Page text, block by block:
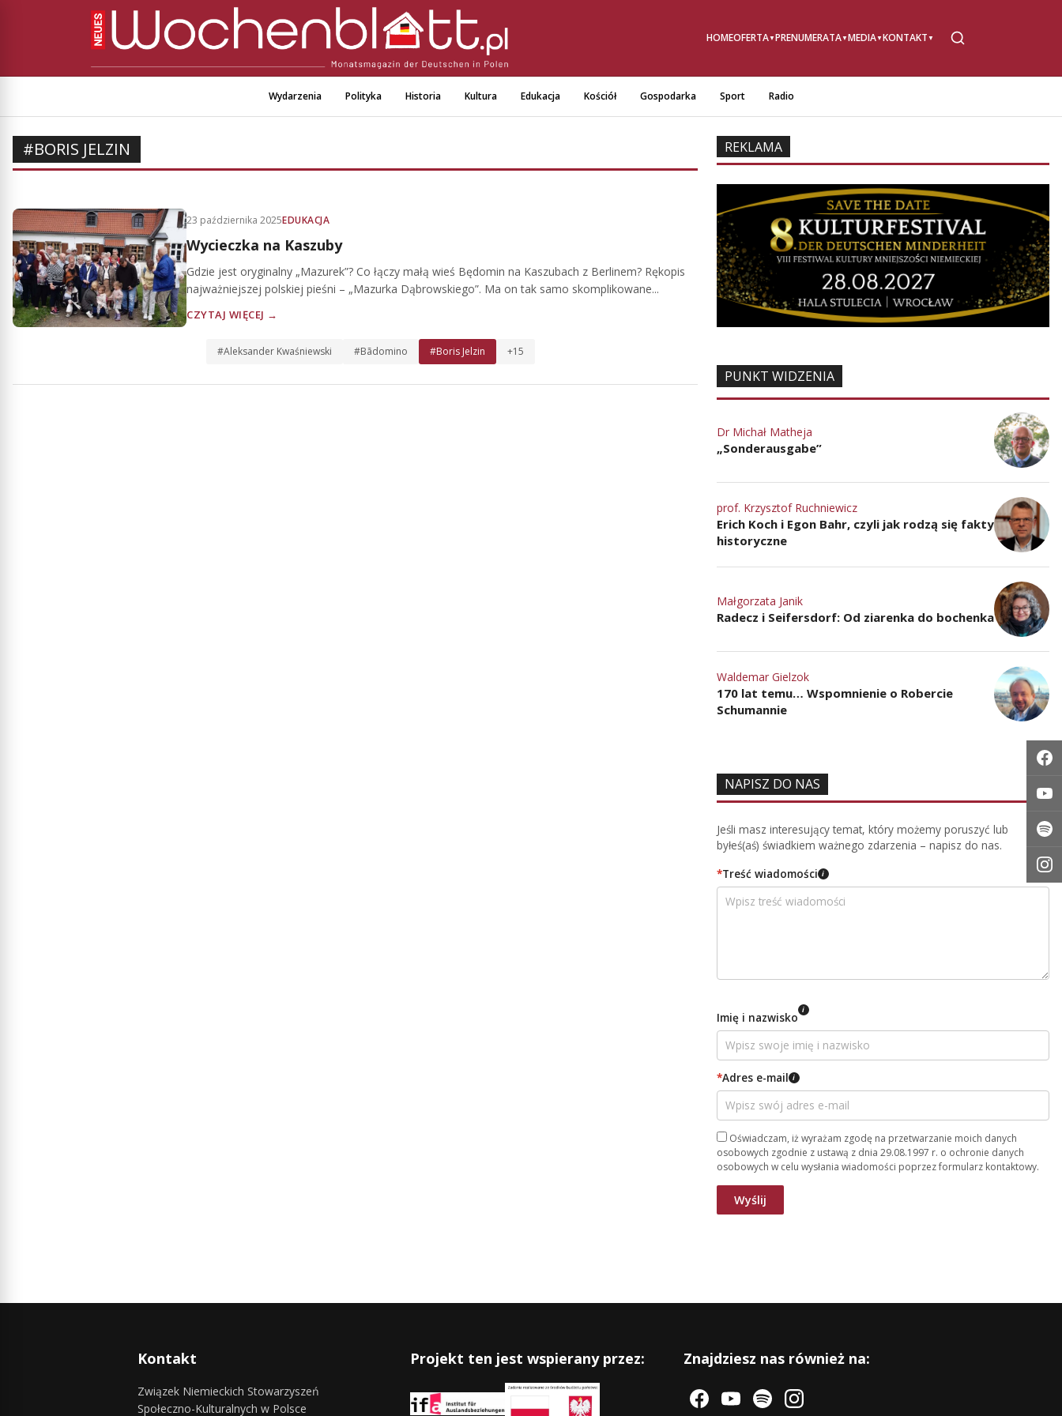
HOMEOFERTA PRENUMERATA MEDIA KONTAKT
Wydarzenia Polityka Historia Kultura Edukacja Kościół Gospodarka Sport Radio
#BORIS JELZIN
23 października 2025EDUKACJA
Wycieczka na Kaszuby
Gdzie jest oryginalny „Mazurek”? Co łączy małą wieś Będomin na Kaszubach z Berlinem? Rękopis
najważniejszej polskiej pieśni – „Mazurka Dąbrowskiego”. Ma on tak samo skomplikowane...
CZYTAJ WIĘCEJ →
#Aleksander Kwaśniewski #Bãdomino #Boris Jelzin +15
REKLAMA
PUNKT WIDZENIA
Dr Michał Matheja
„Sonderausgabe”
prof. Krzysztof Ruchniewicz
Erich Koch i Egon Bahr, czyli jak rodzą się fakty
historyczne
Małgorzata Janik
Radecz i Seifersdorf: Od ziarenka do bochenka
Waldemar Gielzok
170 lat temu… Wspomnienie o Robercie
Schumannie
NAPISZ DO NAS
Jeśli masz interesujący temat, który możemy poruszyć lub
byłeś(aś) świadkiem ważnego zdarzenia – napisz do nas.
*Treść wiadomości i
Imię i nazwisko i
*Adres e-mail i
Oświadczam, iż wyrażam zgodę na przetwarzanie moich danych
osobowych zgodnie z ustawą z dnia 29.08.1997 r. o ochronie danych
osobowych w celu wysłania wiadomości poprzez formularz kontaktowy.
Kontakt
Związek Niemieckich Stowarzyszeń
Społeczno-Kulturalnych w Polsce
Projekt ten jest wspierany przez: Znajdziesz nas również na: